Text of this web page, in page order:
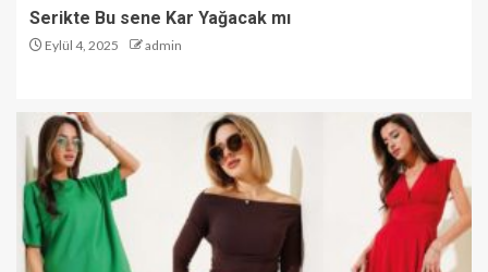
Serikte Bu sene Kar Yağacak mı
Eylül 4, 2025 admin